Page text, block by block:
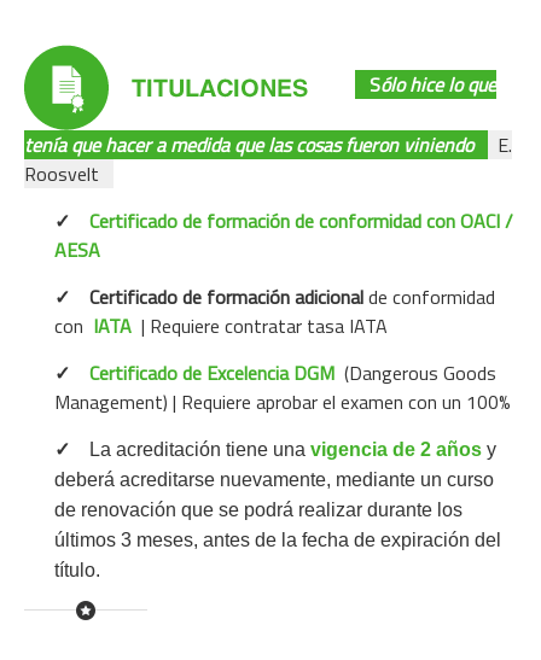
Sólo hice lo que
tenía que hacer a medida que las cosas fueron viniendo
E.
Roosvelt
✓
Certificado de formación de conformidad con OACI /
AESA
✓
Certificado de formación adicionalde conformidad
con IATA | Requiere contratar tasa IATA
✓
Certificado de Excelencia DGM (Dangerous Goods
Management) | Requiere aprobar el examen con un 100%
✓
La acreditación tiene una vigencia de 2 años y
deberá acreditarse nuevamente, mediante un curso
de renovación que se podrá realizar durante los
últimos 3 meses, antes de la fecha de expiración del
título.